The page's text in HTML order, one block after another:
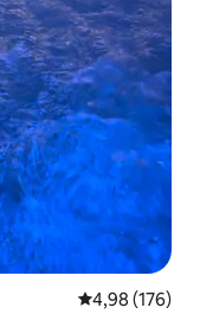
Gemiddelde
4,98 (176)